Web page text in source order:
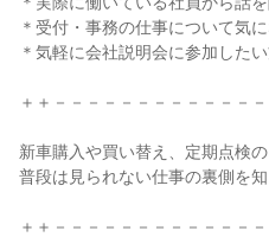
＊受付・事務の仕事について気
＊気軽に会社説明会に参加したい
＋＋－－－－－－－－－－－－
新車購入や買い替え、定期点検
普段は見られない仕事の裏側を
＋＋－－－－－－－－－－－－